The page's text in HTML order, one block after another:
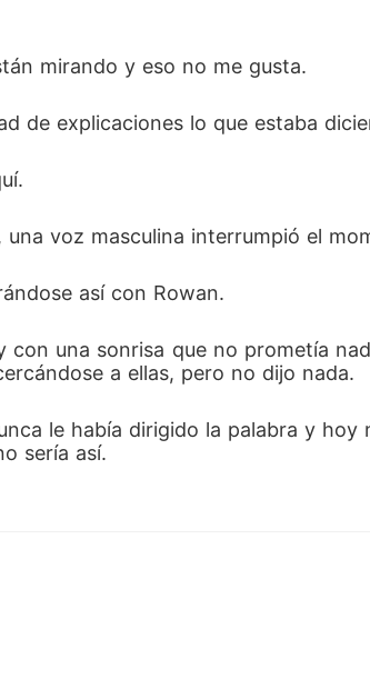
mirando y eso no me gusta.
de explicaciones lo que estaba
voz masculina interrumpió el
así con Rowan.
con una sonrisa que no prometía
a ellas, pero no dijo nada.
le había dirigido la palabra y
sería así.